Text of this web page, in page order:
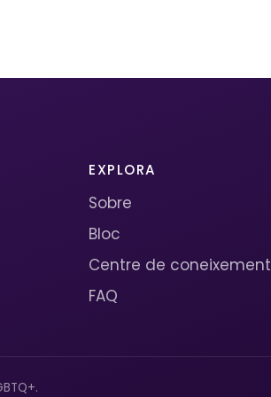
EXPLORA
Sobre
Bloc
Centre de coneixement
FAQ